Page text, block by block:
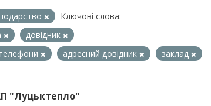
Ключові слова:
довідник
адресний довідник заклад
"Луцьктепло"